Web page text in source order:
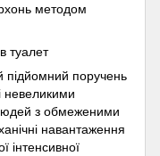
методом
підйомний поручень
невеликими
з обмеженими
навантаження
інтенсивної